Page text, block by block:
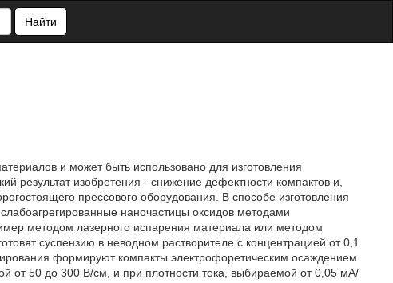
Найти
и может быть использовано для изготовления
результат изобретения - снижение дефектности компактов и,
прессового оборудования. В способе изготовления
наночастицы оксидов методами
методом лазерного испарения материала или методом
суспензию в неводном растворителе с концентрацией от 0,1
формируют компакты электрофоретическим осаждением
от 50 до 300 В/см, и при плотности тока, выбираемой от 0,05 мА/